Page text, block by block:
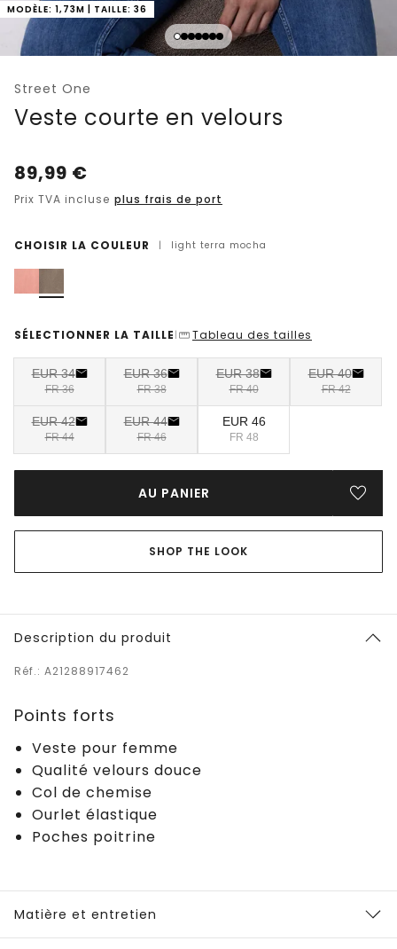
MODÈLE: 1,73M | TAILLE: 36
Street One
Veste courte en velours
89,99 €
Prix TVA incluse plus frais de port
CHOISIR LA COULEUR | light terra mocha
SÉLECTIONNER LA TAILLE | Tableau des tailles
EUR 34
FR 36
EUR 36
FR 38
EUR 38
FR 40
EUR 40
FR 42
EUR 42
FR 44
EUR 44
FR 46
EUR 46
FR 48
AU PANIER
SHOP THE LOOK
Description du produit
Réf.: A21288917462
Points forts
Veste pour femme
Qualité velours douce
Col de chemise
Ourlet élastique
Poches poitrine
Matière et entretien